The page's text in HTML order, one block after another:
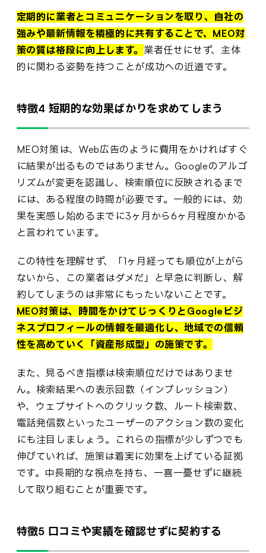
定期的に業者とコミュニケーションを取り、自社の
強みや最新情報を積極的に共有することで、MEO対
策の質は格段に向上します。 業者任せにせず、主体
的に関わる姿勢を持つことが成功への近道です。
特徴4 短期的な効果ばかりを求めてしまう
MEO対策は、Web広告のように費用をかければすぐ
に結果が出るものではありません。Googleのアルゴ
リズムが変更を認識し、検索順位に反映されるまで
には、ある程度の時間が必要です。一般的には、効
果を実感し始めるまでに3ヶ月から6ヶ月程度かかる
と言われています。
この特性を理解せず、「1ヶ月経っても順位が上がら
ないから、この業者はダメだ」と早急に判断し、解
約してしまうのは非常にもったいないことです。
MEO対策は、時間をかけてじっくりとGoogleビジ
ネスプロフィールの情報を最適化し、地域での信頼
性を高めていく「資産形成型」の施策です。
また、見るべき指標は検索順位だけではありませ
ん。検索結果への表示回数（インプレッション）
や、ウェブサイトへのクリック数、ルート検索数、
電話発信数といったユーザーのアクション数の変化
にも注目しましょう。これらの指標が少しずつでも
伸びていれば、施策は着実に効果を上げている証拠
です。中長期的な視点を持ち、一喜一憂せずに継続
して取り組むことが重要です。
特徴5 口コミや実績を確認せずに契約する